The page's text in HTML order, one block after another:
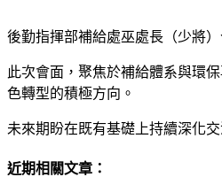
後勤指揮部補給處巫處長（少將
此次會面，聚焦於補給體系與環
色轉型的積極方向。
未來期盼在既有基礎上持續深化
近期相關文章：